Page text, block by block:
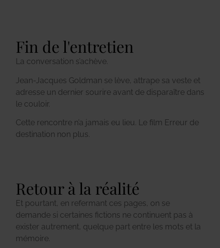
Fin de l'entretien
La conversation s’achève.
Jean-Jacques Goldman se lève, attrape sa veste et
adresse un dernier sourire avant de disparaître dans
le couloir.
Cette rencontre n’a jamais eu lieu. Le film Erreur de
destination non plus.
Retour à la réalité
Et pourtant, en refermant ces pages, on se
demande si certaines fictions ne continuent pas à
exister autrement, quelque part entre les mots et la
mémoire.